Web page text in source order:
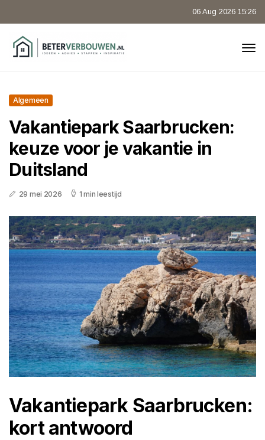
06 Aug 2026 15:26
Algemeen
Vakantiepark Saarbrucken:
keuze voor je vakantie in
Duitsland
29 mei 2026 1 min leestijd
Vakantiepark Saarbrucken:
kort antwoord